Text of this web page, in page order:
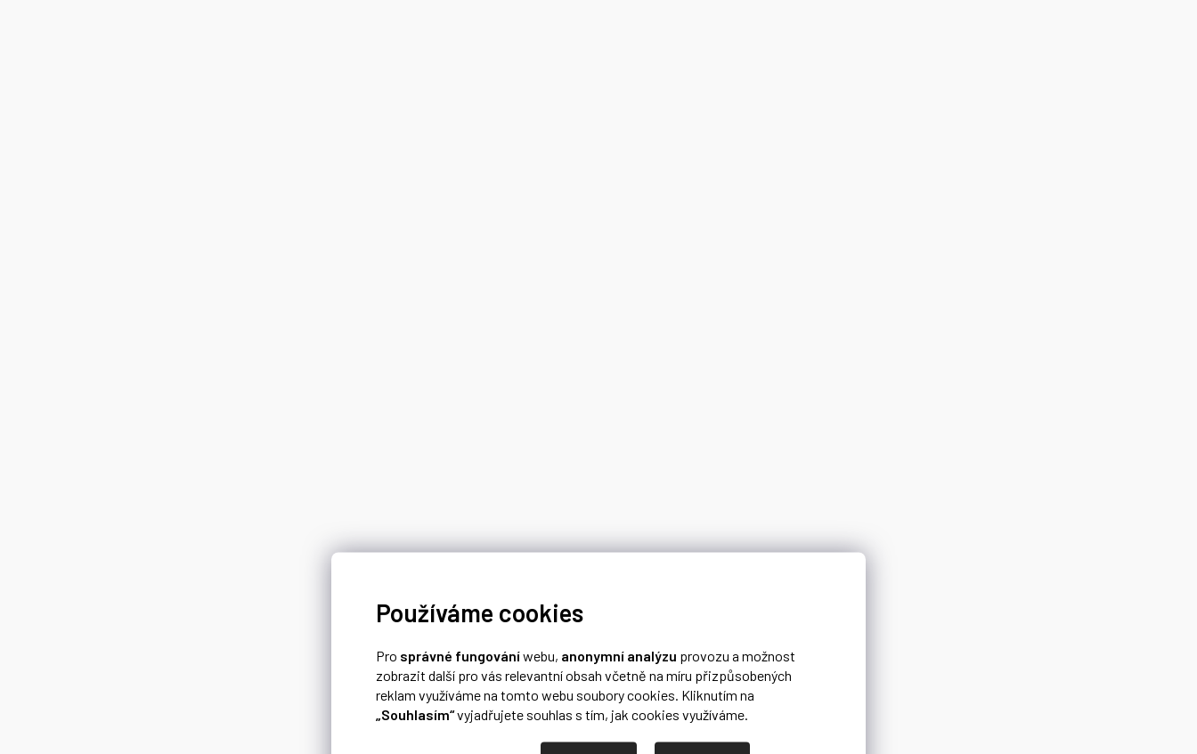
Používáme cookies
Pro správné fungováníwebu, anonymní analýzu provozu a možnost
zobrazit další pro vás relevantní obsah včetně na míru přizpůsobených
reklam využíváme na tomto webu soubory cookies. Kliknutím na
„Souhlasím“vyjadřujete souhlas s tím, jak cookies využíváme.